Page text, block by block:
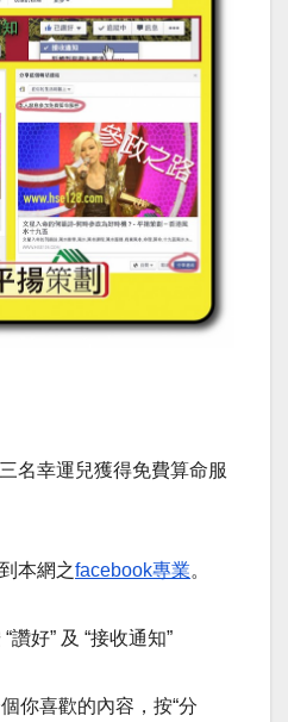
名幸運兒獲得免費算命服
本網之facebook專業。
讚好” 及 “接收通知”
你喜歡的內容，按“分